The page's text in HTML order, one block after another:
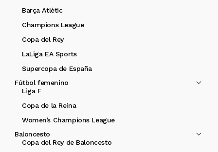
Barça Atlètic
Champions League
Copa del Rey
LaLiga EA Sports
Supercopa de España
Fútbol femenino
Liga F
Copa de la Reina
Women’s Champions League
Baloncesto
Copa del Rey de Baloncesto